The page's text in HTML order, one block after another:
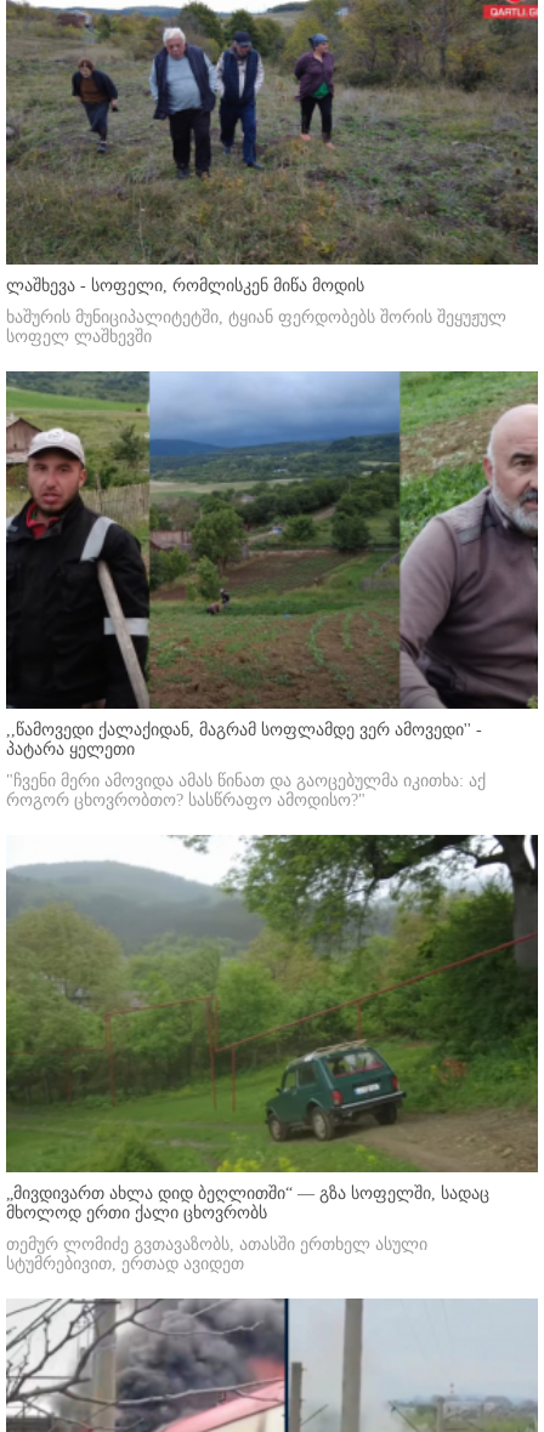
ლაშხევა - სოფელი, რომლისკენ მიწა მოდის
ხაშურის მუნიციპალიტეტში, ტყიან ფერდობებს შორის შეყუჟულ
სოფელ ლაშხევში
,,წამოვედი ქალაქიდან, მაგრამ სოფლამდე ვერ ამოვედი'' -
პატარა ყელეთი
"ჩვენი მერი ამოვიდა ამას წინათ და გაოცებულმა იკითხა: აქ
როგორ ცხოვრობთო? სასწრაფო ამოდისო?"
„მივდივართ ახლა დიდ ბეღლითში“ — გზა სოფელში, სადაც
მხოლოდ ერთი ქალი ცხოვრობს
თემურ ლომიძე გვთავაზობს, ათასში ერთხელ ასული
სტუმრებივით, ერთად ავიდეთ